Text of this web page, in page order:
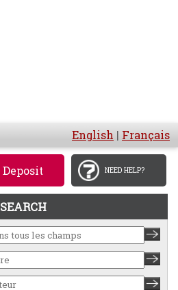
English | Français
Deposit NEED HELP?
SEARCH